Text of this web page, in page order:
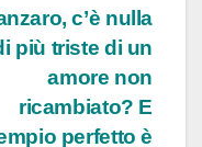
c’è nulla
più triste di un
amore non
ricambiato? E
perfetto è